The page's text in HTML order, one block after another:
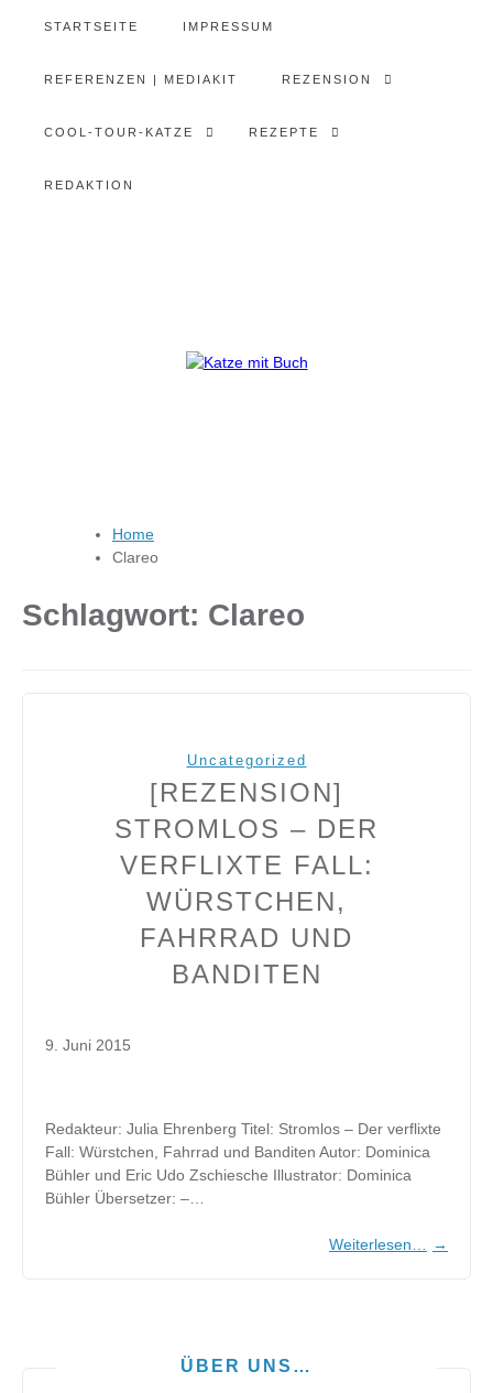
STARTSEITE IMPRESSUM
REFERENZEN | MEDIAKIT REZENSION
COOL-TOUR-KATZE REZEPTE
REDAKTION
Home
Clareo
Schlagwort: Clareo
Uncategorized
[REZENSION]
STROMLOS – DER
VERFLIXTE FALL:
WÜRSTCHEN,
FAHRRAD UND
BANDITEN
9. Juni 2015
Redakteur: Julia Ehrenberg Titel: Stromlos – Der verflixte
Fall: Würstchen, Fahrrad und Banditen Autor: Dominica
Bühler und Eric Udo Zschiesche Illustrator: Dominica
Bühler Übersetzer: –…
Weiterlesen… →
ÜBER UNS…